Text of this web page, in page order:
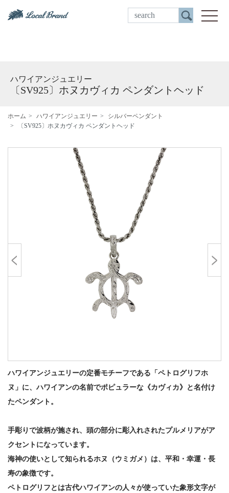
ご来店予約
ハワイアンジュエリー
〔SV925〕ホヌカヴィカ ペンダントヘッド
ホーム ハワイアンジュエリー
シルバーペンダント
〔SV925〕ホヌカヴィカ ペンダントヘッド
ハワイアンジュエリーの定番モチーフである「ペトログリフホ
ヌ」に、ハワイアンの名前でポピュラーな《カヴィカ》と名付け
たペンダント。
手彫りで波柄が施され、頭の部分に彫入れされたプルメリアがア
クセントになっています。
海神の使いとして知られるホヌ（ウミガメ）は、平和・幸運・長
寿の象徴です。
ペトログリフとは古代ハワイアンの人々が使っていた象形文字が